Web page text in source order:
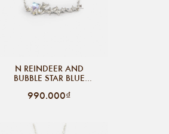
N REINDEER AND
BUBBLE STAR BLUE
990.000₫